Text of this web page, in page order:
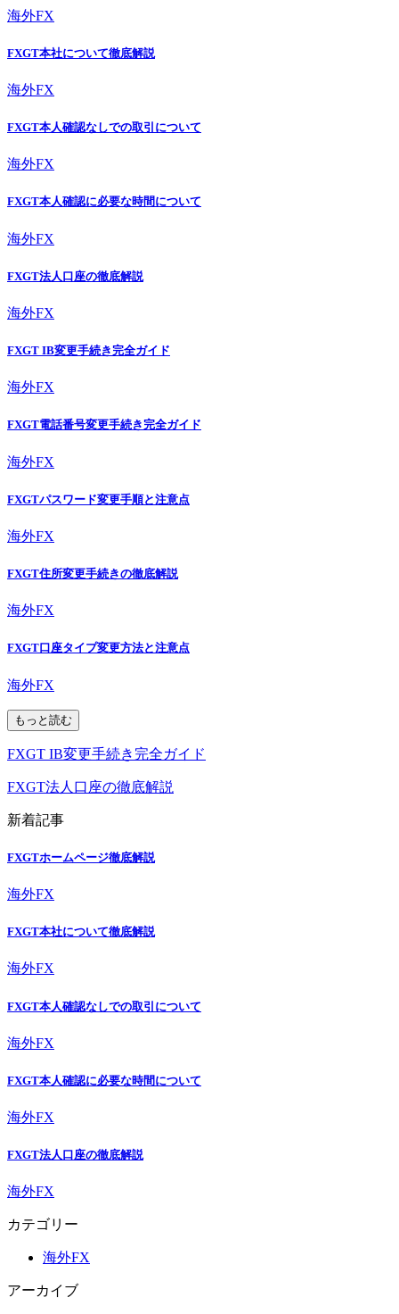
海外FX
FXGT本社について徹底解説
海外FX
FXGT本人確認なしでの取引について
海外FX
FXGT本人確認に必要な時間について
海外FX
FXGT法人口座の徹底解説
海外FX
FXGT IB変更手続き完全ガイド
海外FX
FXGT電話番号変更手続き完全ガイド
海外FX
FXGTパスワード変更手順と注意点
海外FX
FXGT住所変更手続きの徹底解説
海外FX
FXGT口座タイプ変更方法と注意点
海外FX
もっと読む
FXGT IB変更手続き完全ガイド
FXGT法人口座の徹底解説
新着記事
FXGTホームページ徹底解説
海外FX
FXGT本社について徹底解説
海外FX
FXGT本人確認なしでの取引について
海外FX
FXGT本人確認に必要な時間について
海外FX
FXGT法人口座の徹底解説
海外FX
カテゴリー
海外FX
アーカイブ